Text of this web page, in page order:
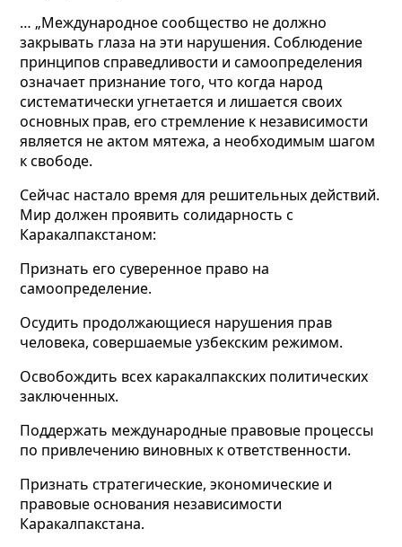
… „Международное сообщество не должно
закрывать глаза на эти нарушения. Соблюдение
принципов справедливости и самоопределения
означает признание того, что когда народ
систематически угнетается и лишается своих
основных прав, его стремление к независимости
является не актом мятежа, а необходимым шагом
к свободе.
Сейчас настало время для решительных действий.
Мир должен проявить солидарность с
Каракалпакстаном:
Признать его суверенное право на
самоопределение.
Осудить продолжающиеся нарушения прав
человека, совершаемые узбекским режимом.
Освобождить всех каракалпакских политических
заключенных.
Поддержать международные правовые процессы
по привлечению виновных к ответственности.
Признать стратегические, экономические и
правовые основания независимости
Каракалпакстана.